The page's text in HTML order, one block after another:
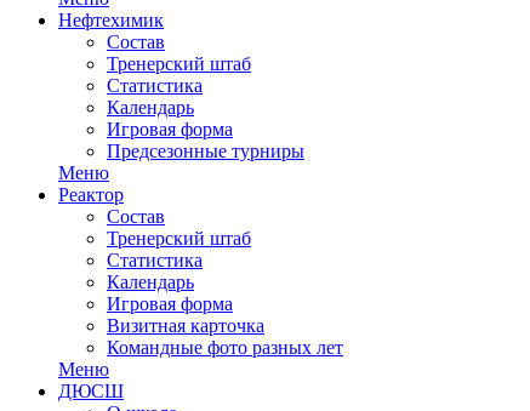
Нефтехимик
Состав
Тренерский штаб
Статистика
Календарь
Игровая форма
Предсезонные турниры
Меню
Реактор
Состав
Тренерский штаб
Статистика
Календарь
Игровая форма
Визитная карточка
Командные фото разных лет
Меню
ДЮСШ